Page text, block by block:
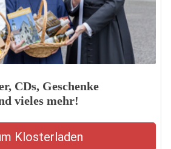
CDs, Geschenke
vieles mehr!
Klosterladen